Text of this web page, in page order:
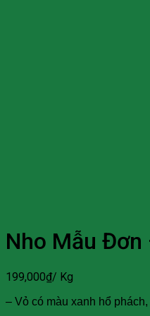
Nho Mẫu Đơn
199,000₫/ Kg
– Vỏ có màu xanh hổ